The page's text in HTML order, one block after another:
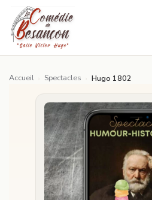
Passer au contenu principal
Accueil Spectacles Hugo 1802